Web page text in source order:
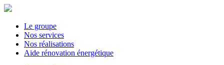
Le groupe
Nos services
Nos réalisations
Aide rénovation énergétique